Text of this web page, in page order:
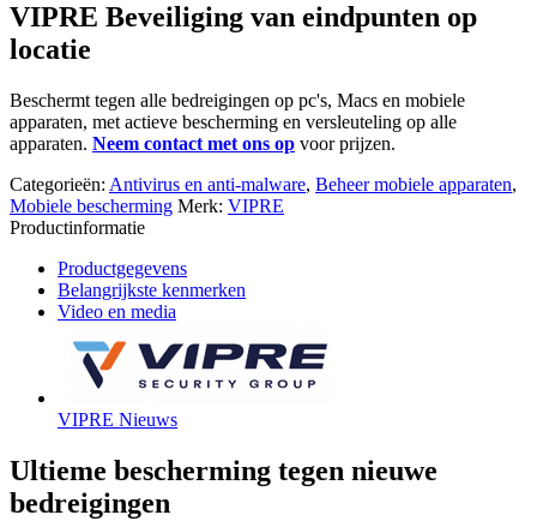
VIPRE Beveiliging van eindpunten op
locatie
Beschermt tegen alle bedreigingen op pc's, Macs en mobiele
apparaten, met actieve bescherming en versleuteling op alle
apparaten. Neem contact met ons op voor prijzen.
Categorieën: Antivirus en anti-malware, Beheer mobiele apparaten,
Mobiele bescherming Merk: VIPRE
Productinformatie
Productgegevens
Belangrijkste kenmerken
Video en media
VIPRE Nieuws
Ultieme bescherming tegen nieuwe
bedreigingen